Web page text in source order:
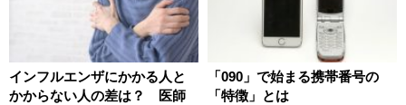
インフルエンザにかかる人と
かからない人の差は？ 医師
「090」で始まる携帯番号の
「特徴」とは